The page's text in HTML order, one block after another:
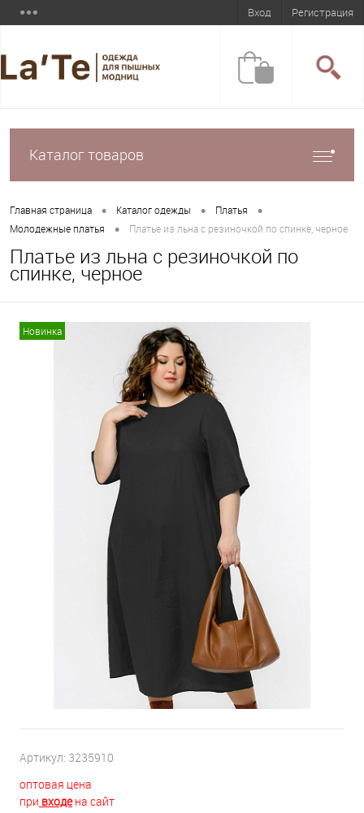
Вход Регистрация
Каталог товаров
Главная страница • Каталог одежды • Платья •
Молодежные платья • Платье из льна с резиночкой по спинке, черное
Платье из льна с резиночкой по
спинке, черное
Новинка
Артикул: 3235910
оптовая цена
при входена сайт